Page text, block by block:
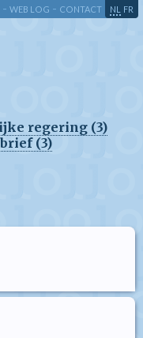
- WEB LOG - CONTACT NL FR
regering (3)
(3)